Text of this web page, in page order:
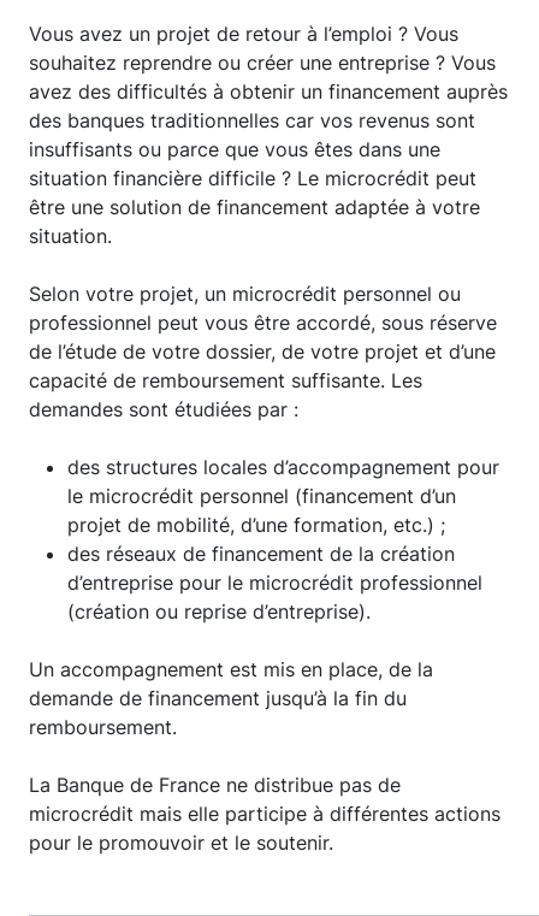
Vous avez un projet de retour à l’emploi ? Vous
souhaitez reprendre ou créer une entreprise ? Vous
avez des difficultés à obtenir un financement auprès
des banques traditionnelles car vos revenus sont
insuffisants ou parce que vous êtes dans une
situation financière difficile ? Le microcrédit peut
être une solution de financement adaptée à votre
situation.
Selon votre projet, un microcrédit personnel ou
professionnel peut vous être accordé, sous réserve
de l’étude de votre dossier, de votre projet et d’une
capacité de remboursement suffisante. Les
demandes sont étudiées par :
des structures locales d’accompagnement pour
le microcrédit personnel (financement d’un
projet de mobilité, d’une formation, etc.) ;
des réseaux de financement de la création
d’entreprise pour le microcrédit professionnel
(création ou reprise d’entreprise).
Un accompagnement est mis en place, de la
demande de financement jusqu’à la fin du
remboursement.
La Banque de France ne distribue pas de
microcrédit mais elle participe à différentes actions
pour le promouvoir et le soutenir.